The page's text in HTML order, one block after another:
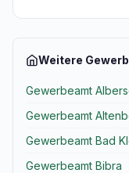
Weitere
Gewerbeamt
Gewerbeamt
Gewerbeamt Bad
Gewerbeamt Bibra